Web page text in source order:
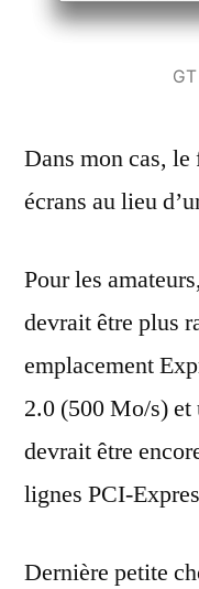
Dans mon cas,
écrans au lieu
Pour les
devrait être plus
emplacement
2.0 (500 Mo/s)
devrait être
lignes PCI-
Dernière petite